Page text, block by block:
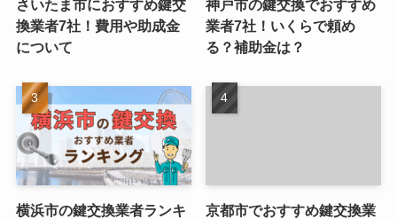
さいたま市におすすめ鍵交
換業者7社！費用や助成金
について
神戸市の鍵交換でおすすめ
業者7社！いくらで頼め
る？補助金は？
横浜市の鍵交換業者ランキ
京都市でおすすめ鍵交換業